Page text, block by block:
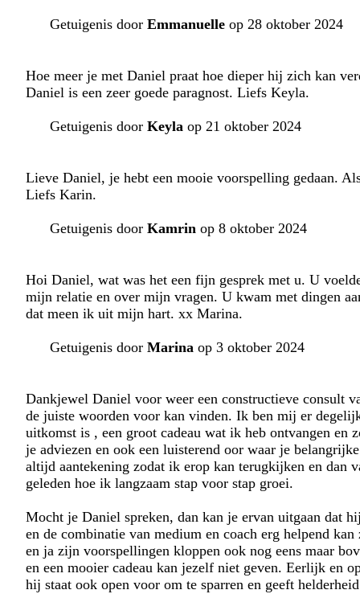
Getuigenis door Emmanuelle op 28 oktober 2024
Hoe meer je met Daniel praat hoe dieper hij zich kan
Daniel is een zeer goede paragnost. Liefs Keyla.
Getuigenis door Keyla op 21 oktober 2024
Lieve Daniel, je hebt een mooie voorspelling gedaan.
Liefs Karin.
Getuigenis door Kamrin op 8 oktober 2024
Hoi Daniel, wat was het een fijn gesprek met u. U
mijn relatie en over mijn vragen. U kwam met dingen
dat meen ik uit mijn hart. xx Marina.
Getuigenis door Marina op 3 oktober 2024
Dankjewel Daniel voor weer een constructieve consult
de juiste woorden voor kan vinden. Ik ben mij er
uitkomst is , een groot cadeau wat ik heb ontvangen en
je adviezen en ook een luisterend oor waar je
altijd aantekening zodat ik erop kan terugkijken en dan
geleden hoe ik langzaam stap voor stap groei.
Mocht je Daniel spreken, dan kan je ervan uitgaan dat
en de combinatie van medium en coach erg helpend
en ja zijn voorspellingen kloppen ook nog eens maar
en een mooier cadeau kan jezelf niet geven. Eerlijk en
hij staat ook open voor om te sparren en geeft